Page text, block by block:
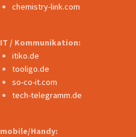
chemistry-link.com
IT / Kommunikation:
itiko.de
tooligo.de
so-co-it.com
tech-telegramm.de
mobile/Handy: